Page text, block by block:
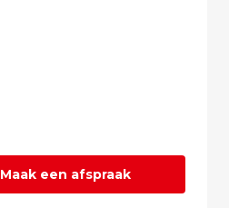
Maak een afspraak